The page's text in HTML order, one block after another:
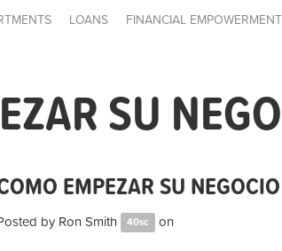
LOANS FINANCIAL EMPOWERMENT
SU
EMPEZAR SU
by Ron Smith 40sc on